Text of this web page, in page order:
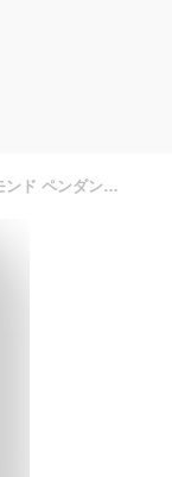
0.3ct 天然ダイヤモンド ネックレス レディース 一粒ダイヤモンド ペンダント K10WG 45cmフリーアジャスター ベネチアンチェーン 10金ホワイトゴールド 誕生日 プレゼント 女性 華奢 シンプル